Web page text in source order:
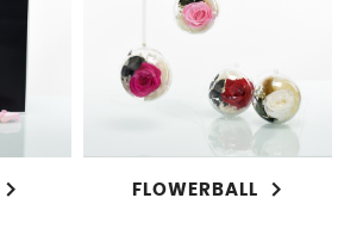
FLOWERBALL